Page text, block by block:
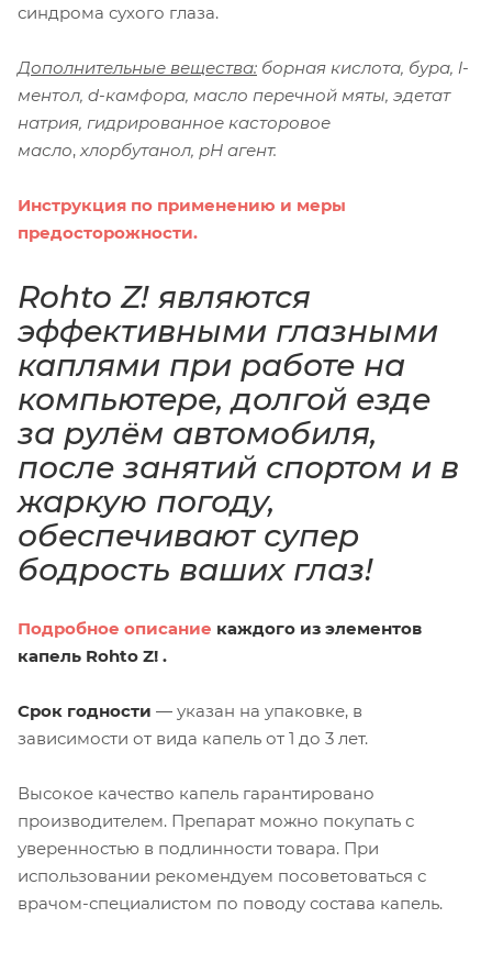
синдрома сухого глаза.
Дополнительные вещества: борная кислота, бура, l-
ментол, d-камфора, масло перечной мяты, эдетат
натрия, гидрированное касторовое
масло,хлорбутанол, рН агент.
Инструкция по применению и меры
предосторожности.
Rohto Z! являются
эффективными глазными
каплями при работе на
компьютере, долгой езде
за рулём автомобиля,
после занятий спортом и в
жаркую погоду,
обеспечивают супер
бодрость ваших глаз!
Подробное описание каждого из элементов
капель Rohto Z! .
Срок годности ― указан на упаковке, в
зависимости от вида капель от 1 до 3 лет.
Высокое качество капель гарантировано
производителем. Препарат можно покупать с
уверенностью в подлинности товара. При
использовании рекомендуем посоветоваться с
врачом-специалистом по поводу состава капель.